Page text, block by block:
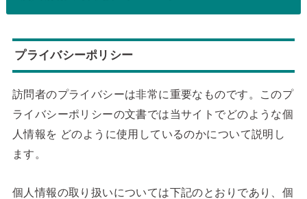
プライバシーポリシー
訪問者のプライバシーは非常に重要なものです。このプ
ライバシーポリシーの文書では当サイトでどのような個
人情報を どのように使用しているのかについて説明し
ます。
個人情報の取り扱いについては下記のとおりであり、個